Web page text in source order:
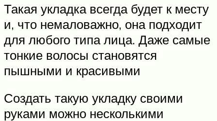
Такая укладка всегда будет к месту
и, что немаловажно, она подходит
для любого типа лица. Даже самые
тонкие волосы становятся
пышными и красивыми
Создать такую укладку своими
руками можно несколькими